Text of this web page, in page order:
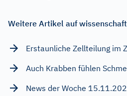
Weitere Artikel auf
Erstaunliche Zellteilung im
Auch Krabben fühlen
News der Woche